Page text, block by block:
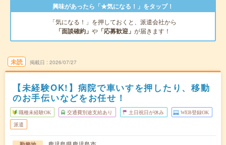
興味があったら「★気になる！」をタップ！
「気になる！」を押しておくと、派遣会社から
「面談確約」 や 「応募歓迎」 が届きます！
未読 掲載日 2026/07/27
【未経験OK!】病院で車いすを押したり、移動
のお手伝いなどをお任せ！
職種未経験OK 交通費別途支給あり 土日祝日が休み WEB登録OK
派遣